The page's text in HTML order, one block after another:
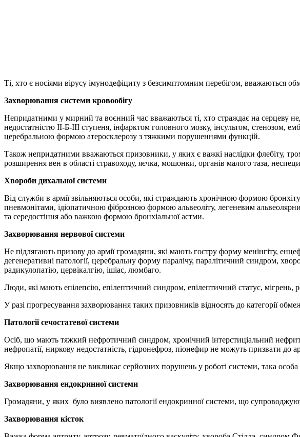
Ті, хто є носіями вірусу імунодефіциту з безсимптомним перебігом, вважаються
Захворювання системи кровообігу
Непридатними у мирний та воєнний час вважаються ті, хто страждає на серцеву
недостатністю ІІ-Б-ІІІ ступеня, інфарктом головного мозку, інсультом, стенозом,
церебральною формою атеросклерозу з тяжкими порушеннями функцій.
Також непридатними вважаються призовники, у яких є важкі наслідки флебіту,
розширення вен в області стравоходу, яєчка, мошонки, органів малого таза,
Хвороби дихальної системи
Від служби в армії звільняються особи, які страждають хронічною формою
пневмонітами, ідіопатичною фіброзною формою альвеоліту, легеневим
та середостіння або важкою формою бронхіальної астми.
Захворювання нервової системи
Не підлягають призову до армії громадяни, які мають гостру форму менінгіту,
дегенеративні патології, церебральну форму паралічу, паралітичний синдром,
радикулопатію, цервікалгію, ішіас, люмбаго.
Люди, які мають епілепсію, епілептичний синдром, епілептичний статус,
У разі прогресування захворювання таких призовників відносять до категорії
Патології сечостатевої системи
Осіб, що мають тяжкий нефротичний синдром, хронічний інтерстиціальний
нефропатії, ниркову недостатність, гідронефроз, піонефир не можуть призвати до
Якщо захворювання не викликає серйозних порушень у роботі системи, така
Захворювання ендокринної системи
Громадяни, у яких було виявлено патології ендокринної системи, що
Захворювання кісток